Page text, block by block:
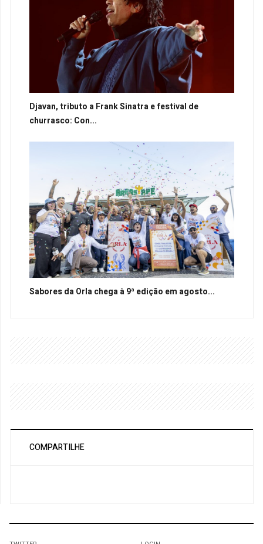
Djavan, tributo a Frank Sinatra e festival de
churrasco: Con...
Sabores da Orla chega à 9ª edição em agosto...
COMPARTILHE